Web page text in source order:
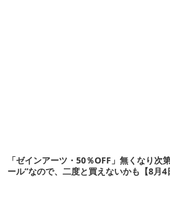
「ゼインアーツ・50％OFF」無くなり次
ール”なので、二度と買えないかも【8月4